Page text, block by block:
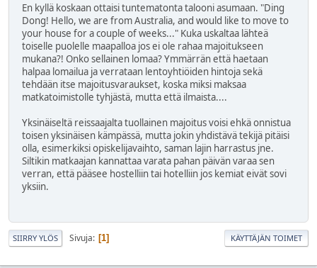
En kyllä koskaan ottaisi tuntematonta talooni asumaan. "Ding
Dong! Hello, we are from Australia, and would like to move to
your house for a couple of weeks..." Kuka uskaltaa lähteä
toiselle puolelle maapalloa jos ei ole rahaa majoitukseen
mukana?! Onko sellainen lomaa? Ymmärrän että haetaan
halpaa lomailua ja verrataan lentoyhtiöiden hintoja sekä
tehdään itse majoitusvaraukset, koska miksi maksaa
matkatoimistolle tyhjästä, mutta että ilmaista....
Yksinäiseltä reissaajalta tuollainen majoitus voisi ehkä onnistua
toisen yksinäisen kämpässä, mutta jokin yhdistävä tekijä pitäisi
olla, esimerkiksi opiskelijavaihto, saman lajin harrastus jne.
Siltikin matkaajan kannattaa varata pahan päivän varaa sen
verran, että pääsee hostelliin tai hotelliin jos kemiat eivät sovi
yksiin.
SIIRRY YLÖS Sivuja 1 KÄYTTÄJÄN TOIMET